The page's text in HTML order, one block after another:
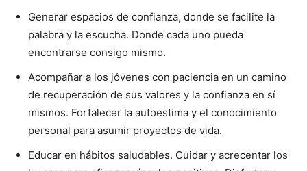
Generar espacios de confianza, donde se facilite la
palabra y la escucha. Donde cada uno pueda
encontrarse consigo mismo.
Acompañar a los jóvenes con paciencia en un camino
de recuperación de sus valores y la confianza en sí
mismos. Fortalecer la autoestima y el conocimiento
personal para asumir proyectos de vida.
Educar en hábitos saludables. Cuidar y acrecentar los